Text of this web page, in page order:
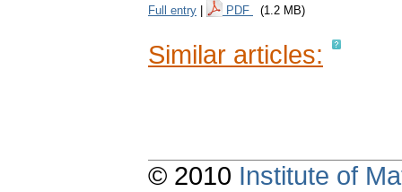
Full entry PDF (1.2 MB)
Similar articles:
© 2010 Institute of